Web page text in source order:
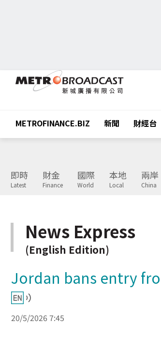
METROFINANCE.BIZ 新聞 財經台
即時
Latest
財金
Finance
國際
World
本地
Local
兩岸
China
News Express
(English Edition)
Jordan bans entry
20/5/2026 7:45